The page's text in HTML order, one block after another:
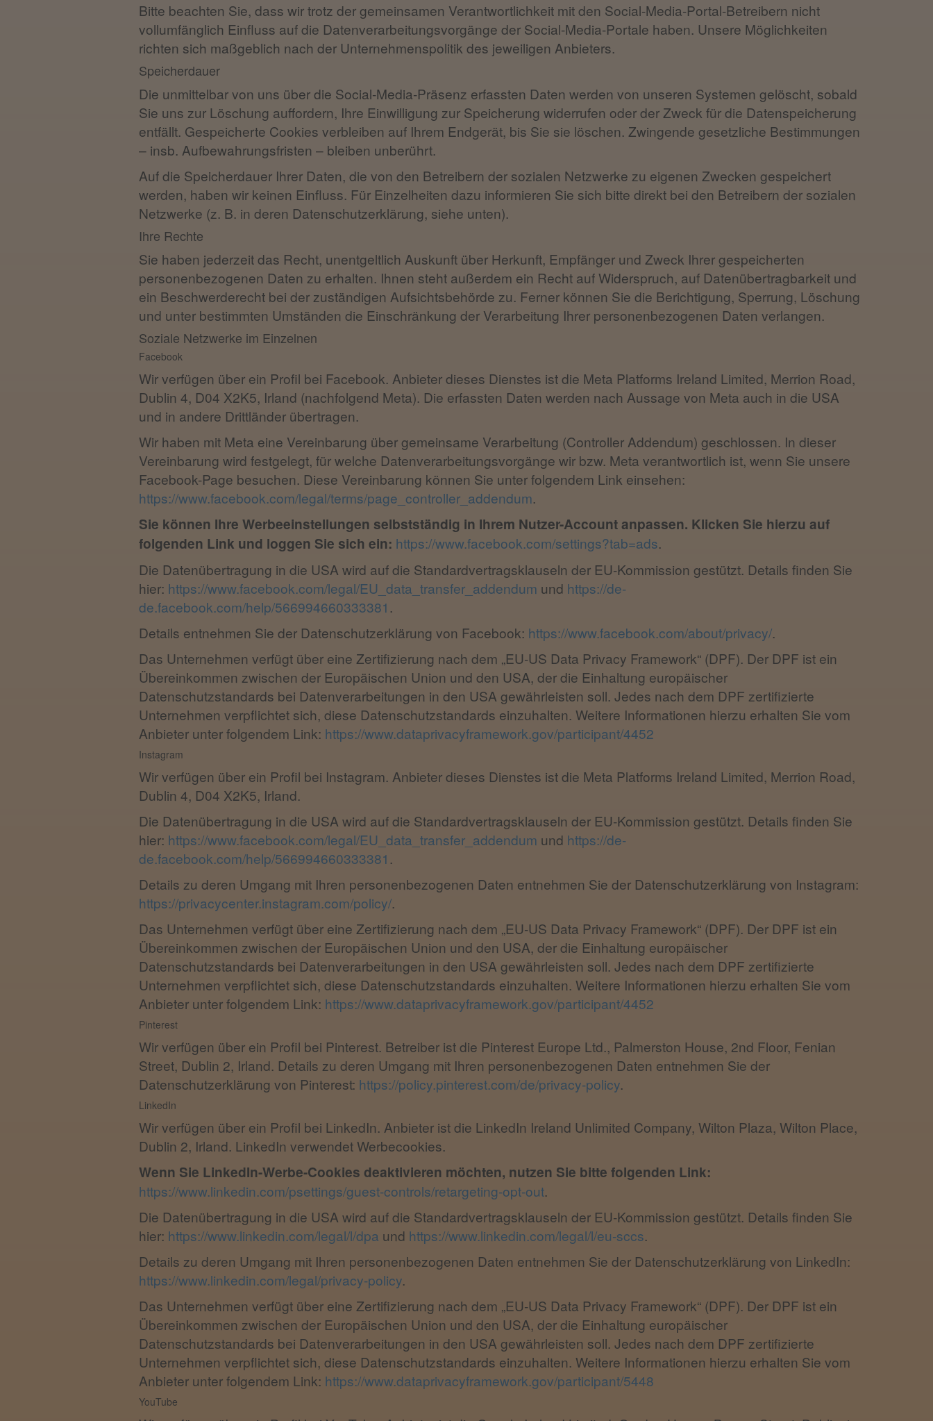
Bitte beachten Sie, dass wir trotz der gemeinsamen Verantwortlichkeit mit den Social-Media-Portal-Betreibern nicht
vollumfänglich Einfluss auf die Datenverarbeitungsvorgänge der Social-Media-Portale haben. Unsere Möglichkeiten
richten sich maßgeblich nach der Unternehmenspolitik des jeweiligen Anbieters.
Speicherdauer
Die unmittelbar von uns über die Social-Media-Präsenz erfassten Daten werden von unseren Systemen gelöscht, sobald
Sie uns zur Löschung auffordern, Ihre Einwilligung zur Speicherung widerrufen oder der Zweck für die Datenspeicherung
entfällt. Gespeicherte Cookies verbleiben auf Ihrem Endgerät, bis Sie sie löschen. Zwingende gesetzliche Bestimmungen
– insb. Aufbewahrungsfristen – bleiben unberührt.
Auf die Speicherdauer Ihrer Daten, die von den Betreibern der sozialen Netzwerke zu eigenen Zwecken gespeichert
werden, haben wir keinen Einfluss. Für Einzelheiten dazu informieren Sie sich bitte direkt bei den Betreibern der sozialen
Netzwerke (z. B. in deren Datenschutzerklärung, siehe unten).
Ihre Rechte
Sie haben jederzeit das Recht, unentgeltlich Auskunft über Herkunft, Empfänger und Zweck Ihrer gespeicherten
personenbezogenen Daten zu erhalten. Ihnen steht außerdem ein Recht auf Widerspruch, auf Datenübertragbarkeit und
ein Beschwerderecht bei der zuständigen Aufsichtsbehörde zu. Ferner können Sie die Berichtigung, Sperrung, Löschung
und unter bestimmten Umständen die Einschränkung der Verarbeitung Ihrer personenbezogenen Daten verlangen.
Soziale Netzwerke im Einzelnen
Facebook
Wir verfügen über ein Profil bei Facebook. Anbieter dieses Dienstes ist die Meta Platforms Ireland Limited, Merrion Road,
Dublin 4, D04 X2K5, Irland (nachfolgend Meta). Die erfassten Daten werden nach Aussage von Meta auch in die USA
und in andere Drittländer übertragen.
Wir haben mit Meta eine Vereinbarung über gemeinsame Verarbeitung (Controller Addendum) geschlossen. In dieser
Vereinbarung wird festgelegt, für welche Datenverarbeitungsvorgänge wir bzw. Meta verantwortlich ist, wenn Sie unsere
Facebook-Page besuchen. Diese Vereinbarung können Sie unter folgendem Link einsehen:
https://www.facebook.com/legal/terms/page_controller_addendum.
Sie können Ihre Werbeeinstellungen selbstständig in Ihrem Nutzer-Account anpassen. Klicken Sie hierzu auf
folgenden Link und loggen Sie sich ein: https://www.facebook.com/settings?tab=ads.
Die Datenübertragung in die USA wird auf die Standardvertragsklauseln der EU-Kommission gestützt. Details finden Sie
hier: https://www.facebook.com/legal/EU_data_transfer_addendum und https://de-
de.facebook.com/help/566994660333381 .
Details entnehmen Sie der Datenschutzerklärung von Facebook: https://www.facebook.com/about/privacy/.
Das Unternehmen verfügt über eine Zertifizierung nach dem „EU-US Data Privacy Framework“ (DPF). Der DPF ist ein
Übereinkommen zwischen der Europäischen Union und den USA, der die Einhaltung europäischer
Datenschutzstandards bei Datenverarbeitungen in den USA gewährleisten soll. Jedes nach dem DPF zertifizierte
Unternehmen verpflichtet sich, diese Datenschutzstandards einzuhalten. Weitere Informationen hierzu erhalten Sie vom
Anbieter unter folgendem Link: https://www.dataprivacyframework.gov/participant/4452
Instagram
Wir verfügen über ein Profil bei Instagram. Anbieter dieses Dienstes ist die Meta Platforms Ireland Limited, Merrion Road,
Dublin 4, D04 X2K5, Irland.
Die Datenübertragung in die USA wird auf die Standardvertragsklauseln der EU-Kommission gestützt. Details finden Sie
hier: https://www.facebook.com/legal/EU_data_transfer_addendum und https://de-
de.facebook.com/help/566994660333381 .
Details zu deren Umgang mit Ihren personenbezogenen Daten entnehmen Sie der Datenschutzerklärung von Instagram:
https://privacycenter.instagram.com/policy/.
Das Unternehmen verfügt über eine Zertifizierung nach dem „EU-US Data Privacy Framework“ (DPF). Der DPF ist ein
Übereinkommen zwischen der Europäischen Union und den USA, der die Einhaltung europäischer
Datenschutzstandards bei Datenverarbeitungen in den USA gewährleisten soll. Jedes nach dem DPF zertifizierte
Unternehmen verpflichtet sich, diese Datenschutzstandards einzuhalten. Weitere Informationen hierzu erhalten Sie vom
Anbieter unter folgendem Link: https://www.dataprivacyframework.gov/participant/4452
Pinterest
Wir verfügen über ein Profil bei Pinterest. Betreiber ist die Pinterest Europe Ltd., Palmerston House, 2nd Floor, Fenian
Street, Dublin 2, Irland. Details zu deren Umgang mit Ihren personenbezogenen Daten entnehmen Sie der
Datenschutzerklärung von Pinterest: https://policy.pinterest.com/de/privacy-policy.
LinkedIn
Wir verfügen über ein Profil bei LinkedIn. Anbieter ist die LinkedIn Ireland Unlimited Company, Wilton Plaza, Wilton Place,
Dublin 2, Irland. LinkedIn verwendet Werbecookies.
Wenn Sie LinkedIn-Werbe-Cookies deaktivieren möchten, nutzen Sie bitte folgenden Link:
https://www.linkedin.com/psettings/guest-controls/retargeting-opt-out.
Die Datenübertragung in die USA wird auf die Standardvertragsklauseln der EU-Kommission gestützt. Details finden Sie
hier: https://www.linkedin.com/legal/l/dpa und https://www.linkedin.com/legal/l/eu-sccs.
Details zu deren Umgang mit Ihren personenbezogenen Daten entnehmen Sie der Datenschutzerklärung von LinkedIn:
https://www.linkedin.com/legal/privacy-policy.
Das Unternehmen verfügt über eine Zertifizierung nach dem „EU-US Data Privacy Framework“ (DPF). Der DPF ist ein
Übereinkommen zwischen der Europäischen Union und den USA, der die Einhaltung europäischer
Datenschutzstandards bei Datenverarbeitungen in den USA gewährleisten soll. Jedes nach dem DPF zertifizierte
Unternehmen verpflichtet sich, diese Datenschutzstandards einzuhalten. Weitere Informationen hierzu erhalten Sie vom
Anbieter unter folgendem Link: https://www.dataprivacyframework.gov/participant/5448
YouTube